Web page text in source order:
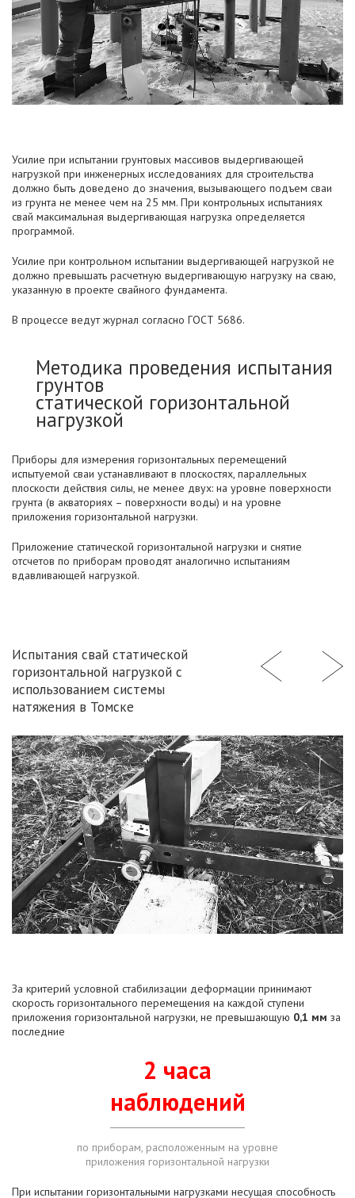
Усилие при испытании грунтовых массивов выдергивающей
нагрузкой при инженерных исследованиях для строительства
должно быть доведено до значения, вызывающего подъем сваи
из грунта не менее чем на 25 мм. При контрольных испытаниях
свай максимальная выдергивающая нагрузка определяется
программой.
Усилие при контрольном испытании выдергивающей нагрузкой не
должно превышать расчетную выдергивающую нагрузку на сваю,
указанную в проекте свайного фундамента.
В процессе ведут журнал согласно ГОСТ 5686.
Методика проведения испытания
грунтов
статической горизонтальной
нагрузкой
Приборы для измерения горизонтальных перемещений
испытуемой сваи устанавливают в плоскостях, параллельных
плоскости действия силы, не менее двух: на уровне поверхности
грунта (в акваториях – поверхности воды) и на уровне
приложения горизонтальной нагрузки.
Приложение статической горизонтальной нагрузки и снятие
отсчетов по приборам проводят аналогично испытаниям
вдавливающей нагрузкой.
Испытания свай статической
горизонтальной нагрузкой с
использованием системы
натяжения в Томске
За критерий условной стабилизации деформации принимают
скорость горизонтального перемещения на каждой ступени
приложения горизонтальной нагрузки, не превышающую 0,1 мм за
последние
2 часа
наблюдений
по приборам, расположенным на уровне
приложения горизонтальной нагрузки
При испытании горизонтальными нагрузками несущая способность